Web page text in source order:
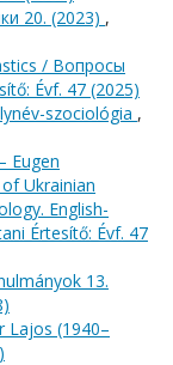
20. (2023) ,
/ Вопросы
Évf. 47 (2025)
szociológia ,
Eugen
Ukrainian
English-
Értesítő: Évf. 47
13.
Lajos (1940–